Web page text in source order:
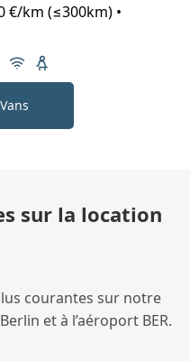
€/km (≤300km) •
6
des bagages: 6
Wi-Fi gratuit
Siège enfant
sur la location
courantes sur notre
et à l’aéroport BER.